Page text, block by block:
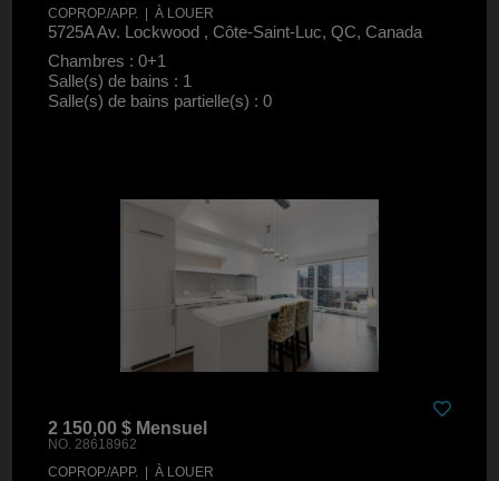
COPROP./APP. | À LOUER
5725A Av. Lockwood , Côte-Saint-Luc, QC, Canada
Chambres : 0+1
Salle(s) de bains : 1
Salle(s) de bains partielle(s) : 0
2 150,00 $ Mensuel
NO. 28618962
COPROP./APP. | À LOUER